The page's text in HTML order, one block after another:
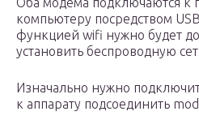
компьютеру посредством
функцией wifi нужно будет
установить беспроводную
Изначально нужно
к аппарату подсоединить